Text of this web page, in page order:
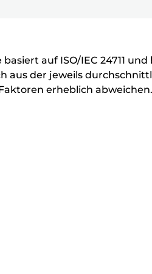
c
k
e
basiert auf ISO/IEC 24711
aus der jeweils
erheblich abweichen.